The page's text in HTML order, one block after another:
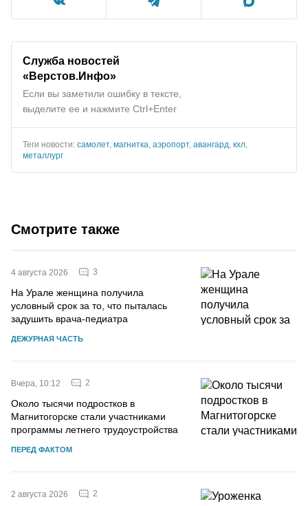
Служба новостей
«Верстов.Инфо»
Если вы заметили ошибку в тексте,
выделите ее и нажмите Ctrl+Enter
Теги новости: самолет, магнитка аэропорт, авангард кхл
металлург
Смотрите также
4 августа 2026 3
На Урале женщина получила
условный срок за то, что пыталась
задушить врача-педиатра
ДЕЖУРНАЯ ЧАСТЬ
Вчера, 10:12 2
Около тысячи подростков в
Магнитогорске стали участниками
программы летнего трудоустройства
ПЕРЕД ФАКТОМ
2 августа 2026 2